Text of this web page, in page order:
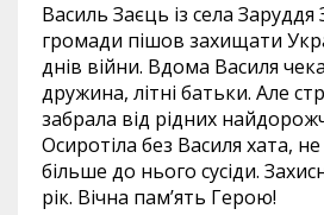
Василь Заєць із села Заруддя
громади пішов захищати
днів війни. Вдома Василя
дружина, літні батьки. Але
забрала від рідних
Осиротіла без Василя хата,
більше до нього сусіди.
рік. Вічна пам’ять Герою!